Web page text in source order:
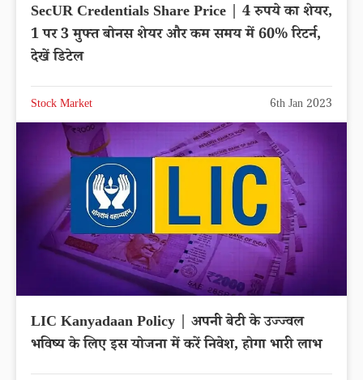
SecUR Credentials Share Price | 4 रुपये का शेयर,
1 पर 3 मुफ्त बोनस शेयर और कम समय में 60% रिटर्न,
देखें डिटेल
Stock Market 6th Jan 2023
LIC Kanyadaan Policy | अपनी बेटी के उज्ज्वल
भविष्य के लिए इस योजना में करें निवेश, होगा भारी लाभ